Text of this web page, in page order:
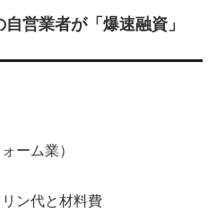
営業者が「爆速融資」
ーム業）
ン代と材料費